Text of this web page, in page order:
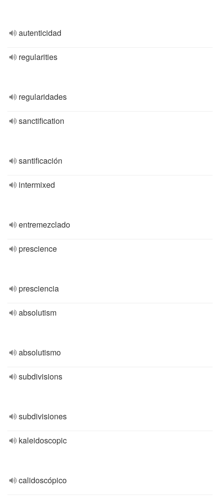
autenticidad
regularities
regularidades
sanctification
santificación
intermixed
entremezclado
prescience
presciencia
absolutism
absolutismo
subdivisions
subdivisiones
kaleidoscopic
calidoscópico